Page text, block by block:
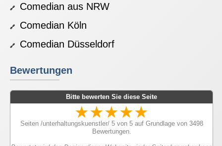
Comedian aus NRW
Comedian Köln
Comedian Düsseldorf
Bewertungen
Bitte bewerten Sie diese Seite
★★★★★
Seiten /unterhaltungskuenstler/ 5von 5 auf Grundlage von 3498
Bewertungen.